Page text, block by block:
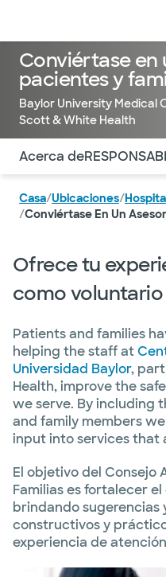
Conviértase en
pacientes y
Baylor University Medical
Scott & White Health
Utilice esta navegación
Acerca de
Casa/Ubicaciones/
/Conviértase En Un
Ofrece tu
como voluntario
Patients and families
helping the staff at
Universidad Baylor,
Health, improve the
we serve. By including
and family members
input into services that
El objetivo del Consejo
Familias es fortalecer
brindando sugerencias
constructivos y
experiencia de